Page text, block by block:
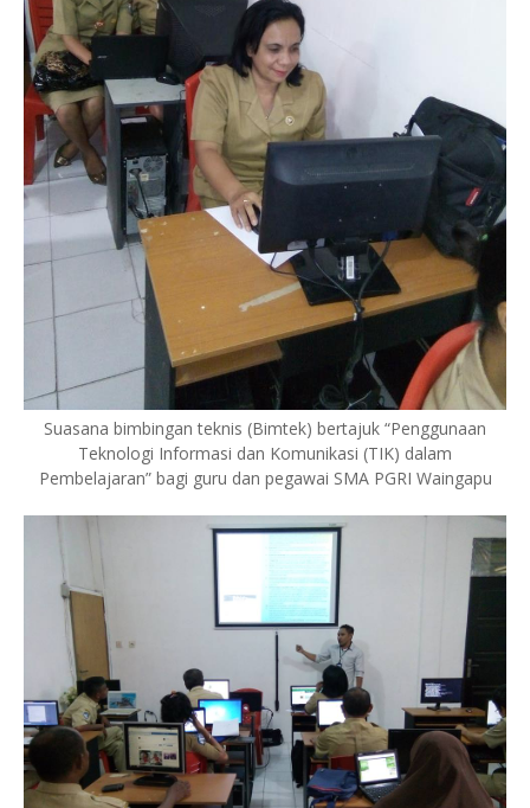
Suasana bimbingan teknis (Bimtek) bertajuk “Penggunaan
Teknologi Informasi dan Komunikasi (TIK) dalam
Pembelajaran” bagi guru dan pegawai SMA PGRI Waingapu